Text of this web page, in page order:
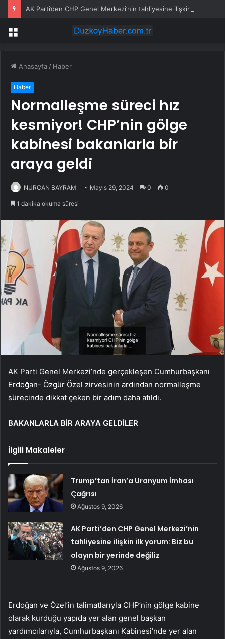
Menü
Anasayfa / Haber
Haber
Normalleşme süreci hız
kesmiyor! CHP’nin gölge
kabinesi bakanlarla bir
araya geldi
NURCAN BAYRAM Mayıs 29, 2024 0 0
1 dakika okuma süresi
AK Parti Genel Merkezi’nde gerçekleşen Cumhurbaşkanı
Erdoğan- Özgür Özel zirvesinin ardından normalleşme
sürecinde dikkat çeken bir adım daha atıldı.
BAKANLARLA BİR ARAYA GELDİLER
İlgili Makaleler
Trump’tan İran’a Uranyum İmhası
Çağrısı
Ağustos 9, 2026
AK Parti’den CHP Genel Merkezi’nin
tahliyesine ilişkin ilk yorum: Biz bu
olayın bir yerinde değiliz
Ağustos 9, 2026
Erdoğan ve Özel’in talimatlarıyla CHP’nin gölge kabine
olarak kurduğu yapıda yer alan genel başkan
yardımcılarıyla, Cumhurbaşkanı Kabinesi’nde yer alan